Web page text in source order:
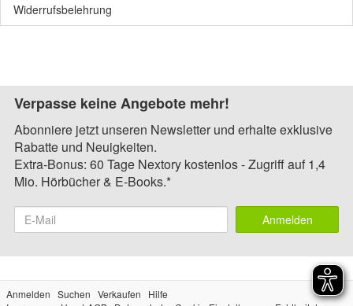
Widerrufsbelehrung
Verpasse keine Angebote mehr!
Abonniere jetzt unseren Newsletter und erhalte exklusive
Rabatte und Neuigkeiten.
Extra-Bonus: 60 Tage Nextory kostenlos - Zugriff auf 1,4
Mio. Hörbücher & E-Books.*
Anmelden
Anmelden Suchen Verkaufen
Hilfe